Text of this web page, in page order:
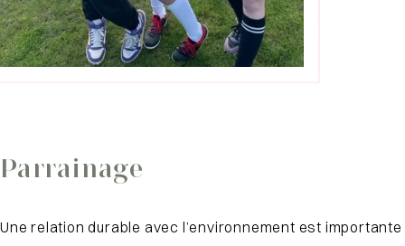
Parrainage
Une relation durable avec l’environnement est importante